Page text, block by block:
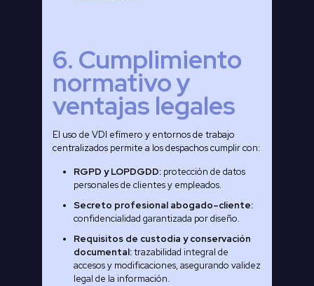
6. Cumplimiento
normativo y
ventajas legales
El uso de VDI efímero y entornos de trabajo
centralizados permite a los despachos cumplir con:
RGPD y LOPDGDD: protección de datos
personales de clientes y empleados.
Secreto profesional abogado–cliente:
confidencialidad garantizada por diseño.
Requisitos de custodia y conservación
documental:trazabilidad integral de
accesos y modificaciones, asegurando validez
legal de la información.